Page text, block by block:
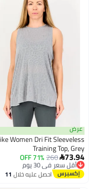
Nike Women Dri Fit
Training
260
71% OFFفي 30 يوم
مجاني
في 30 يوم
احصل عليه خلال11
اغسطس